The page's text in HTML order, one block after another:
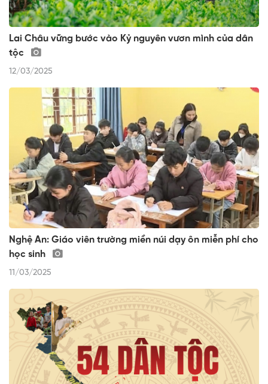
Lai Châu vững bước vào Kỷ nguyên vươn mình của dân
tộc
12/03/2025
Nghệ An: Giáo viên trường miền núi dạy ôn miễn phí cho
học sinh
11/03/2025